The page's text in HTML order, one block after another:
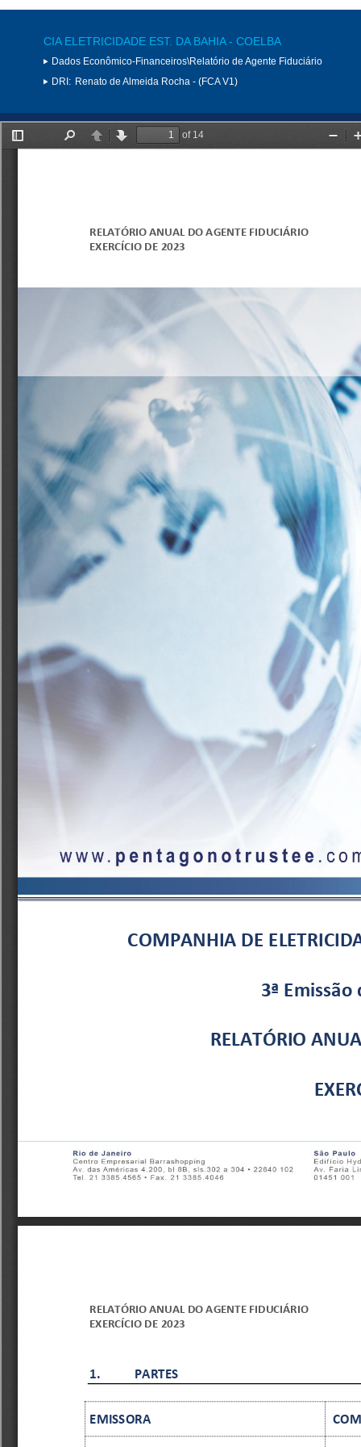
CIA ELETRICIDADE EST. DA BAHIA - COELBA
Dados Econômico-Financeiros\Relatório de Agente Fiduciário
DRI: Renato de Almeida Rocha - (FCA V1)